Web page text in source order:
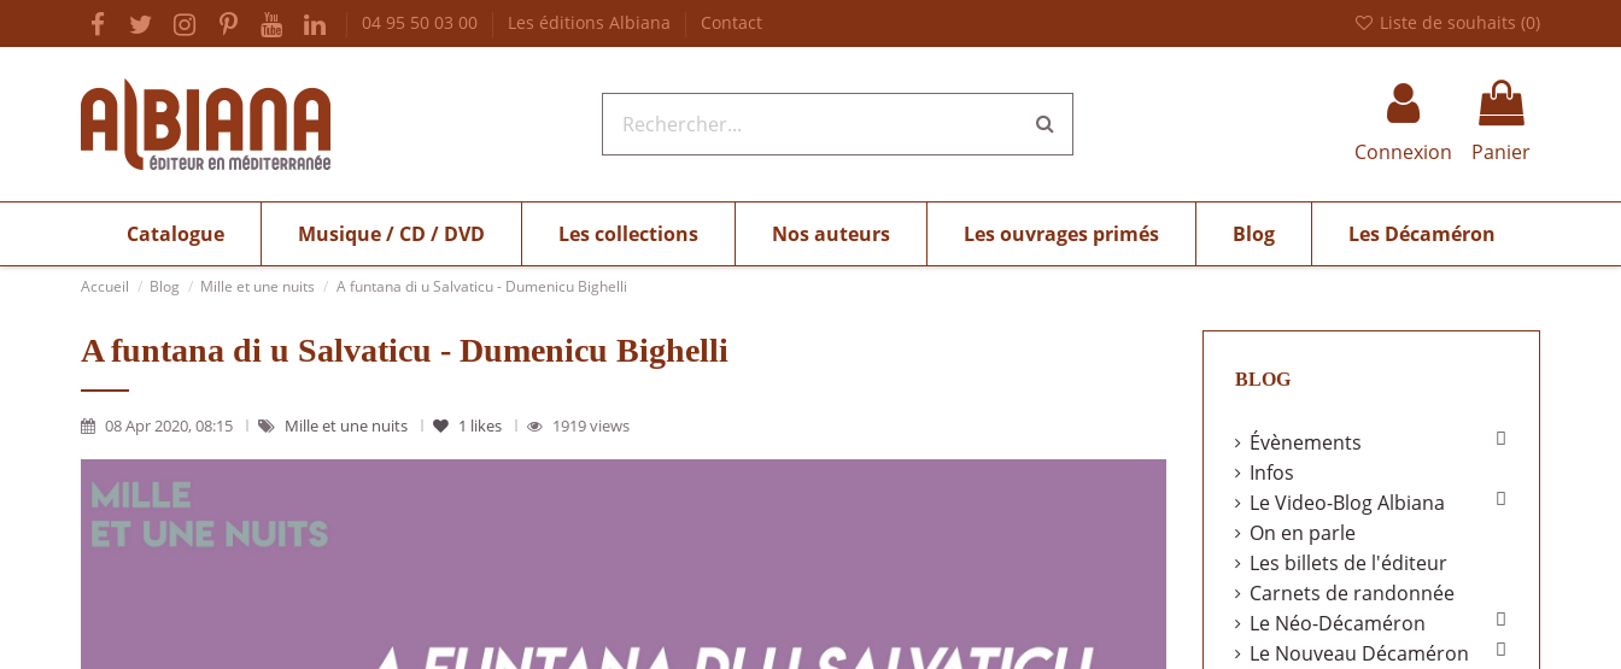
04 95 50 03 00 Les éditions Albiana Contact Liste de souhaits (0)
Connexion Panier
Catalogue Musique / CD / DVD Les collections Nos auteurs Les ouvrages primés Blog Les Décaméron
Accueil Blog Mille et une nuits A funtana di u Salvaticu - Dumenicu Bighelli
A funtana di u Salvaticu - Dumenicu Bighelli
08 Apr 2020, 08:15 Mille et une nuits 1 likes 1919 views
BLOG
Évènements 
Infos
Le Video-Blog Albiana

On en parle
Les billets de l'éditeur
Carnets de randonnée
Le Néo-Décaméron

Le Nouveau Décaméron
